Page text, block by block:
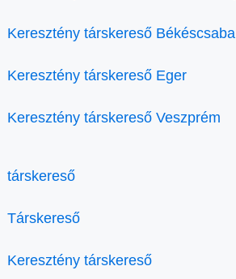
Keresztény társkereső Békéscsaba
Keresztény társkereső Eger
Keresztény társkereső Veszprém
társkereső
Társkereső
Keresztény társkereső